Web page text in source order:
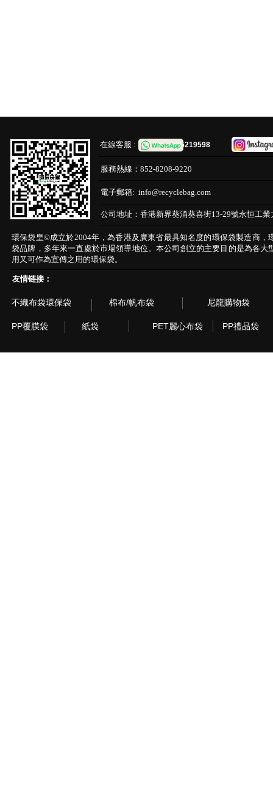
在線客服 :65219598
服務熱線： 852-8208-9220
電子郵箱: info@recyclebag.com
公司地址： 香港新界葵涌葵喜街13-29號永恒工業
環保袋皇©成立於2004年，為香港及廣東省最具知名度的環保袋製造商
袋品牌，多年來一直處於市場領導地位。本公司創立的主要目的是為各大
用又可作為宣傳之用的環保袋。
友情链接：
不織布袋環保袋 棉布/帆布袋 尼龍購物袋
PP覆膜袋 紙袋 PET麗心布袋 PP禮品袋